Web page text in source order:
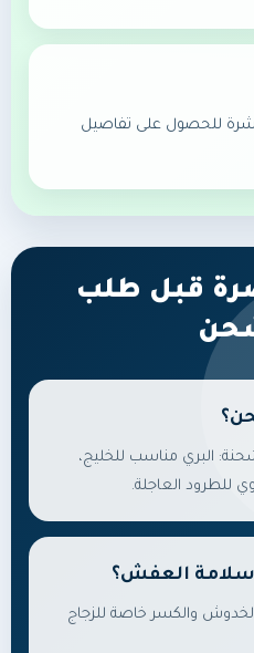
للحصول على تفاصيل
قبل طلب
البري مناسب للخليج،
للطرود العاجلة.
سلامة العفش؟
الخدوش والكسر خاصة للزجاج